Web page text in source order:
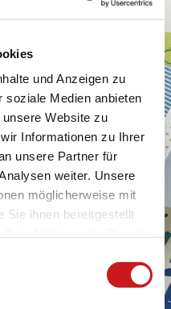
und Anzeigen zu
soziale Medien anbieten
Website zu
Informationen zu Ihrer
unsere Partner für
weiter. Unsere
möglicherweise mit
Sie ihnen bereitgestellt
darüber, wer wir sind, wie